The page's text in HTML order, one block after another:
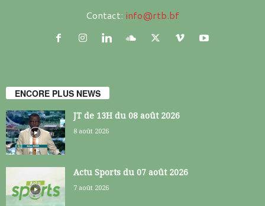
Contact: info@rtb.bf
ENCORE PLUS NEWS
JT de 13H du 08 août 2026
8 août 2026
Actu Sports du 07 août 2026
7 août 2026